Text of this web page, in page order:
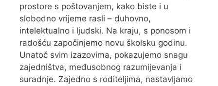
prostore s poštovanjem, kako biste i u
slobodno vrijeme rasli – duhovno,
intelektualno i ljudski. Na kraju, s ponosom i
radošću započinjemo novu školsku godinu.
Unatoč svim izazovima, pokazujemo snagu
zajedništva, međusobnog razumijevanja i
suradnje. Zajedno s roditeljima, nastavljamo